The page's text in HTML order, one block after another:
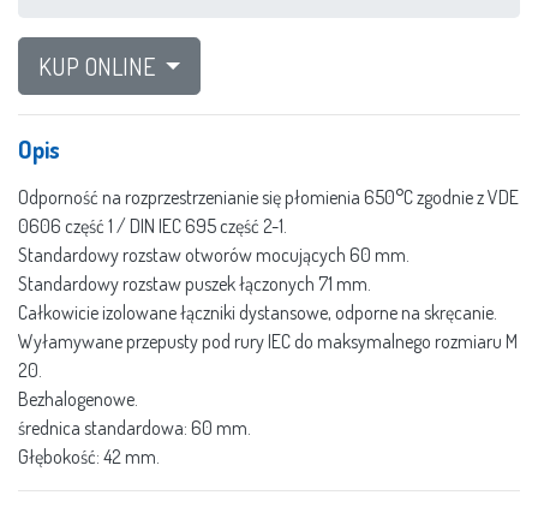
KUP ONLINE
Opis
Odporność na rozprzestrzenianie się płomienia 650°C zgodnie z VDE
0606 część 1 / DIN IEC 695 część 2-1.
Standardowy rozstaw otworów mocujących 60 mm.
Standardowy rozstaw puszek łączonych 71 mm.
Całkowicie izolowane łączniki dystansowe, odporne na skręcanie.
Wyłamywane przepusty pod rury IEC do maksymalnego rozmiaru M
20.
Bezhalogenowe.
średnica standardowa: 60 mm.
Głębokość: 42 mm.